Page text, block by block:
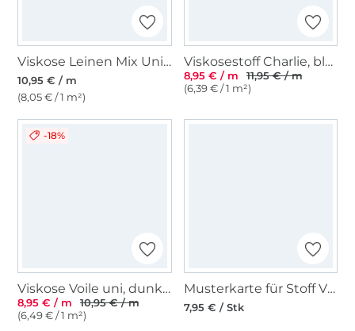
Viskose Leinen Mix Uni, marine
10,95 € / m
(8,05 € / 1 m²)
Viskosestoff Charlie, blau
8,95 € / m
11,95 € / m
(6,39 € / 1 m²)
-18%
Viskose Voile uni, dunkelpflaume
8,95 € / m
10,95 € / m
(6,49 € / 1 m²)
Musterkarte für Stoff Viskose Leinen Mix
7,95 € / Stk